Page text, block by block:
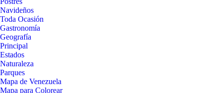
Navideños
Toda Ocasión
Gastronomía
Geografía
Principal
Estados
Naturaleza
Parques
Mapa de Venezuela
Mapa para Colorear